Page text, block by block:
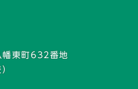
東町632番地